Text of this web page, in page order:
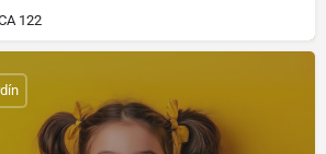
122